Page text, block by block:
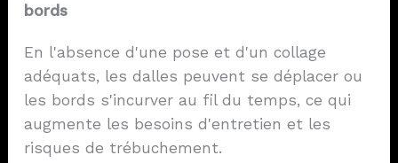
bords
En l'absence d'une pose et d'un collage
adéquats, les dalles peuvent se déplacer ou
les bords s'incurver au fil du temps, ce qui
augmente les besoins d'entretien et les
risques de trébuchement.